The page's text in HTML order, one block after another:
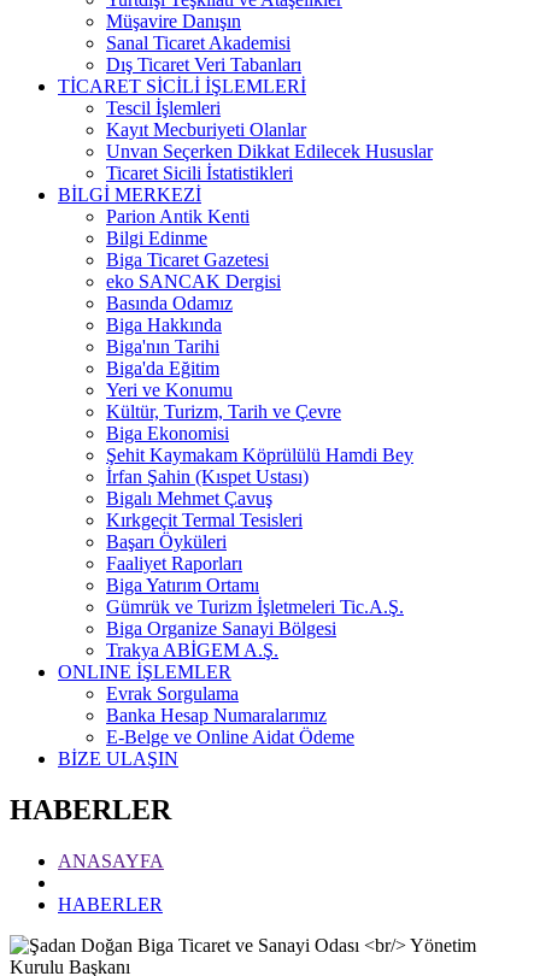
Müşavire Danışın
Sanal Ticaret Akademisi
Dış Ticaret Veri Tabanları
TİCARET SİCİLİ İŞLEMLERİ
Tescil İşlemleri
Kayıt Mecburiyeti Olanlar
Unvan Seçerken Dikkat Edilecek Hususlar
Ticaret Sicili İstatistikleri
BİLGİ MERKEZİ
Parion Antik Kenti
Bilgi Edinme
Biga Ticaret Gazetesi
eko SANCAK Dergisi
Basında Odamız
Biga Hakkında
Biga'nın Tarihi
Biga'da Eğitim
Yeri ve Konumu
Kültür, Turizm, Tarih ve Çevre
Biga Ekonomisi
Şehit Kaymakam Köprülülü Hamdi Bey
İrfan Şahin (Kıspet Ustası)
Bigalı Mehmet Çavuş
Kırkgeçit Termal Tesisleri
Başarı Öyküleri
Faaliyet Raporları
Biga Yatırım Ortamı
Gümrük ve Turizm İşletmeleri Tic.A.Ş.
Biga Organize Sanayi Bölgesi
Trakya ABİGEM A.Ş.
ONLINE İŞLEMLER
Evrak Sorgulama
Banka Hesap Numaralarımız
E-Belge ve Online Aidat Ödeme
BİZE ULAŞIN
HABERLER
ANASAYFA
HABERLER